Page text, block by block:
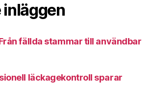
inläggen
fällda stammar till användbar
läckagekontroll sparar